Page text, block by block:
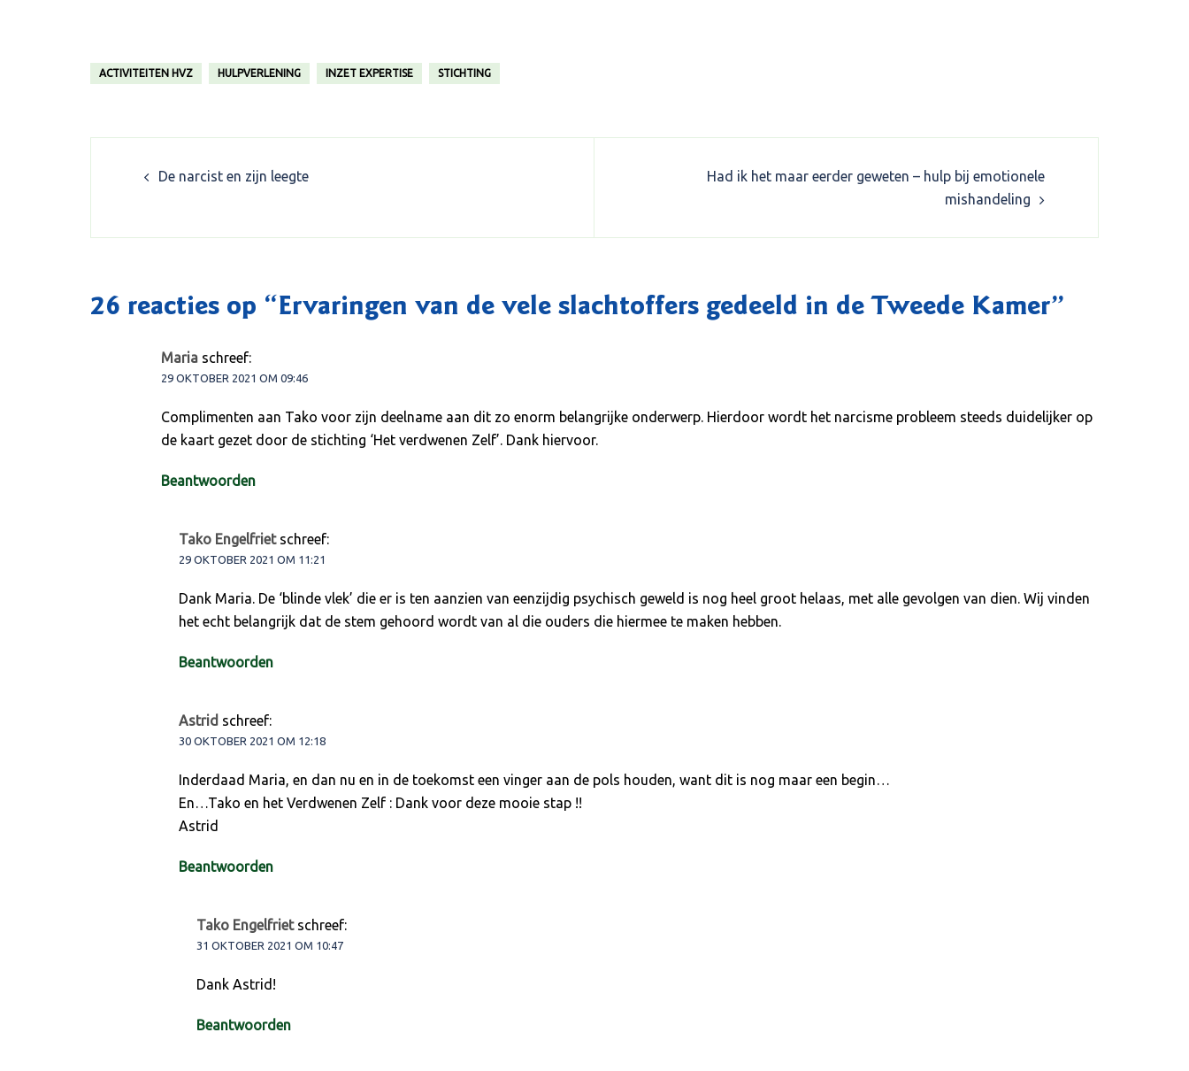
ACTIVITEITEN HVZ HULPVERLENING INZET EXPERTISE STICHTING
De narcist en zijn leegte
Had ik het maar eerder geweten – hulp bij emotionele
mishandeling
26 reacties op “Ervaringen van de vele slachtoffers gedeeld in de Tweede Kamer”
Maria schreef:
29 OKTOBER 2021 OM 09:46
Complimenten aan Tako voor zijn deelname aan dit zo enorm belangrijke onderwerp. Hierdoor wordt het narcisme probleem steeds duidelijker op
de kaart gezet door de stichting ‘Het verdwenen Zelf’. Dank hiervoor.
Beantwoorden
Tako Engelfriet schreef:
29 OKTOBER 2021 OM 11:21
Dank Maria. De ‘blinde vlek’ die er is ten aanzien van eenzijdig psychisch geweld is nog heel groot helaas, met alle gevolgen van dien. Wij vinden
het echt belangrijk dat de stem gehoord wordt van al die ouders die hiermee te maken hebben.
Beantwoorden
Astrid schreef:
30 OKTOBER 2021 OM 12:18
Inderdaad Maria, en dan nu en in de toekomst een vinger aan de pols houden, want dit is nog maar een begin…
En…Tako en het Verdwenen Zelf : Dank voor deze mooie stap !!
Astrid
Beantwoorden
Tako Engelfriet schreef:
31 OKTOBER 2021 OM 10:47
Dank Astrid!
Beantwoorden